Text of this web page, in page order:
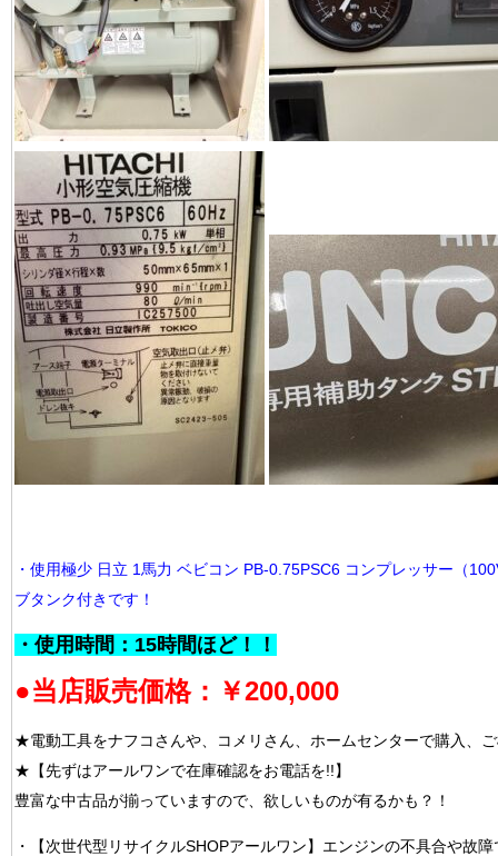
・使用極少 日立 1馬力 ベビコン PB-0.75PSC6 コンプレッサー（
ブタンク付きです！
・使用時間：15時間ほど！！
●当店販売価格：￥200,000
★電動工具をナフコさんや、コメリさん、ホームセンターで購入、
★【先ずはアールワンで在庫確認をお電話を!!】
豊富な中古品が揃っていますので、欲しいものが有るかも？！
・【次世代型リサイクルSHOPアールワン】エンジンの不具合や故